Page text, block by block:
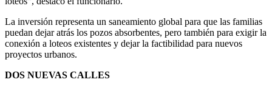
La inversión representa un saneamiento global para que las familias
puedan dejar atrás los pozos absorbentes, pero también para exigir la
conexión a loteos existentes y dejar la factibilidad para nuevos
proyectos urbanos.
DOS NUEVAS CALLES